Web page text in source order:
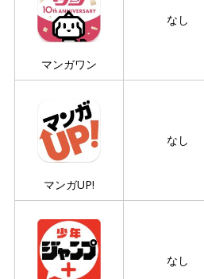
マンガワン
なし
マンガUP!
なし
なし